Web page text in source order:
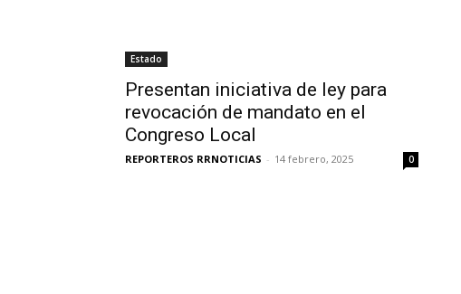
Estado
Presentan iniciativa de ley para
revocación de mandato en el
Congreso Local
REPORTEROS RRNOTICIAS - 14 febrero, 2025 0